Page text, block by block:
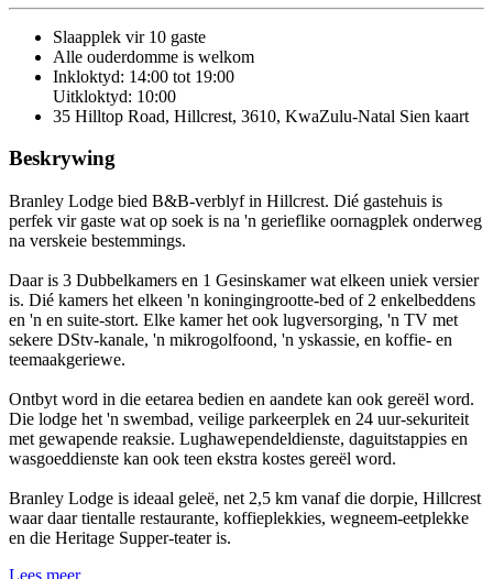
Slaapplek vir 10 gaste
Alle ouderdomme is welkom
Inkloktyd: 14:00 tot 19:00
Uitkloktyd: 10:00
35 Hilltop Road, Hillcrest, 3610, KwaZulu-Natal Sien kaart
Beskrywing
Branley Lodge bied B&B-verblyf in Hillcrest. Dié gastehuis is
perfek vir gaste wat op soek is na 'n gerieflike oornagplek onderweg
na verskeie bestemmings.
Daar is 3 Dubbelkamers en 1 Gesinskamer wat elkeen uniek versier
is. Dié kamers het elkeen 'n koningingrootte-bed of 2 enkelbeddens
en 'n en suite-stort. Elke kamer het ook lugversorging, 'n TV met
sekere DStv-kanale, 'n mikrogolfoond, 'n yskassie, en koffie- en
teemaakgeriewe.
Ontbyt word in die eetarea bedien en aandete kan ook gereël word.
Die lodge het 'n swembad, veilige parkeerplek en 24 uur-sekuriteit
met gewapende reaksie. Lughawependeldienste, daguitstappies en
wasgoeddienste kan ook teen ekstra kostes gereël word.
Branley Lodge is ideaal geleë, net 2,5 km vanaf die dorpie, Hillcrest
waar daar tientalle restaurante, koffieplekkies, wegneem-eetplekke
en die Heritage Supper-teater is.